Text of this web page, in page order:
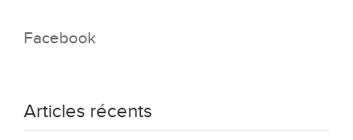
Facebook
Articles récents